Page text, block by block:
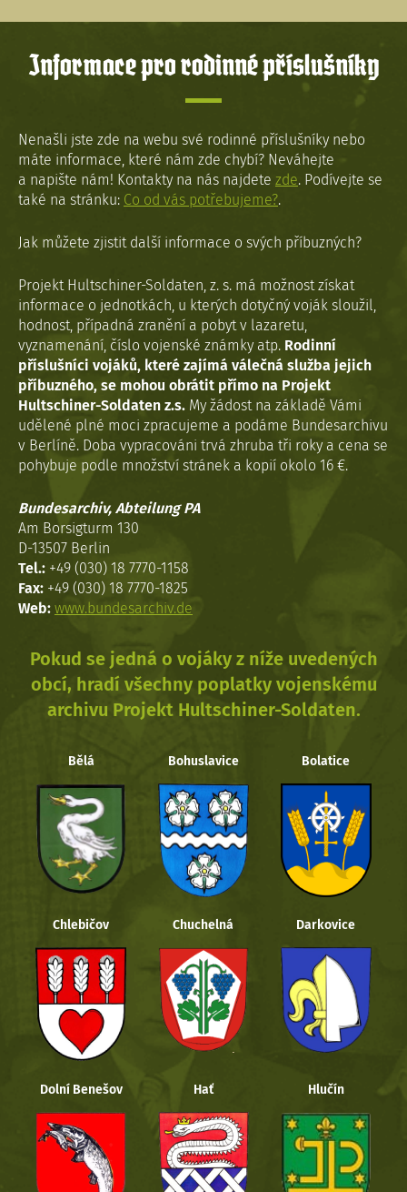
Informace pro rodinné příslušníky
Nenašli jste zde na webu své rodinné příslušníky nebo
máte informace, které nám zde chybí? Neváhejte
a napište nám! Kontakty na nás najdete zde. Podívejte se
také na stránku: Co od vás potřebujeme?.
Jak můžete zjistit další informace o svých příbuzných?
Projekt Hultschiner-Soldaten, z. s. má možnost získat
informace o jednotkách, u kterých dotyčný voják sloužil,
hodnost, případná zranění a pobyt v lazaretu,
vyznamenání, číslo vojenské známky atp. Rodinní
příslušníci vojáků, které zajímá válečná služba jejich
příbuzného, se mohou obrátit přímo na Projekt
Hultschiner-Soldaten z.s. My žádost na základě Vámi
udělené plné moci zpracujeme a podáme Bundesarchivu
v Berlíně. Doba vypracováni trvá zhruba tři roky a cena se
pohybuje podle množství stránek a kopií okolo 16 €.
Bundesarchiv, Abteilung PA
Am Borsigturm 130
D-13507 Berlin
Tel.: +49 (030) 18 7770-1158
Fax: +49 (030) 18 7770-1825
Web: www.bundesarchiv.de
Pokud se jedná o vojáky z níže uvedených
obcí, hradí všechny poplatky vojenskému
archivu Projekt Hultschiner-Soldaten.
Bělá Bohuslavice Bolatice
Chlebičov Chuchelná Darkovice
Dolní Benešov Hať Hlučín